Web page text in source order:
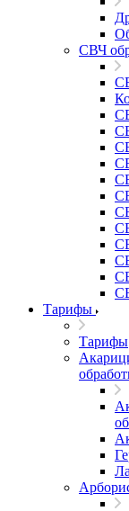
СВЧ
Тарифы
Тарифы